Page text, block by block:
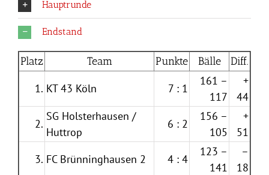
Hauptrunde
Endstand
Platz Team Punkte Bälle Diff.
1. KT 43 Köln 7 : 1
161 –
117
+
44
2.
SG Holsterhausen /
Huttrop
6 : 2
156 –
105
+
51
3. FC Brünninghausen 2 4 : 4
123 –
141
–
18